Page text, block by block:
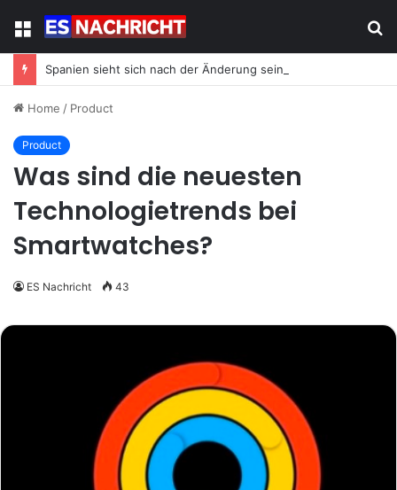
Menu
Home / Product
Product
Was sind die neuesten
Technologietrends bei
Smartwatches?
ES Nachricht 43